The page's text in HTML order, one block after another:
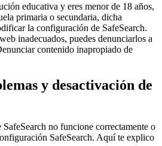
educativa y eres menor de 18 años,
primaria o secundaria, dicha
la configuración de SafeSearch.
inadecuados, puedes denunciarlos a
contenido inapropiado de
y desactivación de
SafeSearch no funcione correctamente o
SafeSearch. Aquí te explico